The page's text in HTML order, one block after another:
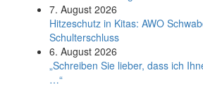
7. August 2026
Hitzeschutz in Kitas: AWO
Schulterschluss
6. August 2026
„Schreiben Sie lieber, dass ich
…“